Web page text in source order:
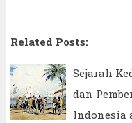
Related Posts:
Sejarah
dan
Indonesia